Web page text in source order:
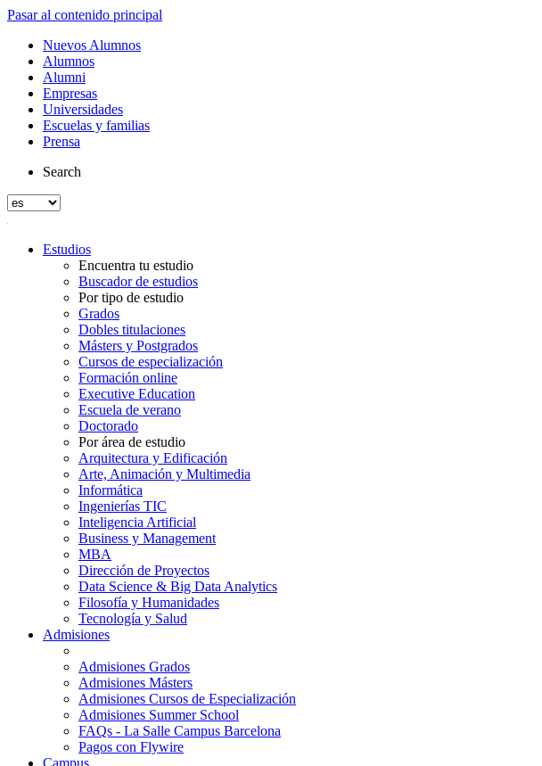
Pasar al contenido principal
Nuevos Alumnos
Alumnos
Alumni
Empresas
Universidades
Escuelas y familias
Prensa
Search
Estudios
Encuentra tu estudio
Buscador de estudios
Por tipo de estudio
Grados
Dobles titulaciones
Másters y Postgrados
Cursos de especialización
Formación online
Executive Education
Escuela de verano
Doctorado
Por área de estudio
Arquitectura y Edificación
Arte, Animación y Multimedia
Informática
Ingenierías TIC
Inteligencia Artificial
Business y Management
MBA
Dirección de Proyectos
Data Science & Big Data Analytics
Filosofía y Humanidades
Tecnología y Salud
Admisiones
Admisiones Grados
Admisiones Másters
Admisiones Cursos de Especialización
Admisiones Summer School
FAQs - La Salle Campus Barcelona
Pagos con Flywire
Campus